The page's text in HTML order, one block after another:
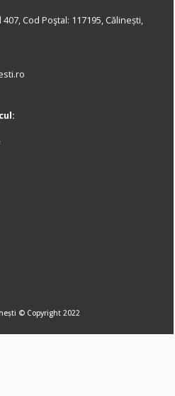
Cod Poştal: 117195, Călinești,
© Copyright 2022